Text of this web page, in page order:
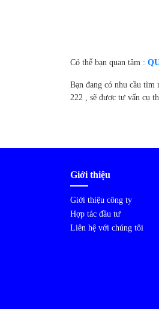
Có thể bạn quan tâm :
Bạn đang có nhu cầu tìm
222 , sẽ được tư vấn cụ
Giới thiệu
Giới thiệu công ty
Hợp tác đầu tư
Liên hệ với chúng tôi